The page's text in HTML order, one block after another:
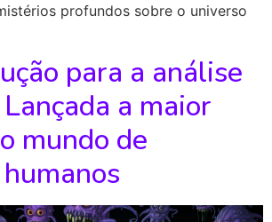
profundos sobre o universo
para a análise
a maior
mundo de